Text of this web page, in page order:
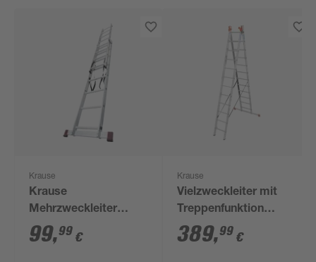
Krause
Krause
Mehrzweckleiter
'Corda' 2 x 8
Sprossen
99,99 €
Krause
Vielzweckleiter mit
Treppenfunktion
'Tribilo' 3 x 12
Sprossen
389,99 €